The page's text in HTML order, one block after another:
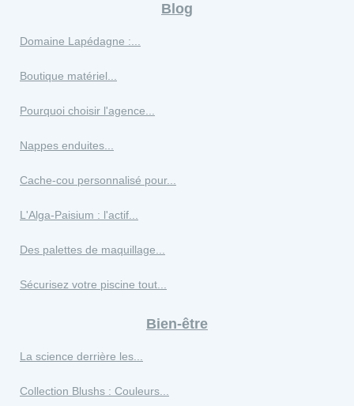
Blog
Domaine Lapédagne :...
Boutique matériel...
Pourquoi choisir l'agence...
Nappes enduites...
Cache-cou personnalisé pour...
L'Alga-Paisium : l'actif...
Des palettes de maquillage...
Sécurisez votre piscine tout...
Bien-être
La science derrière les...
Collection Blushs : Couleurs...